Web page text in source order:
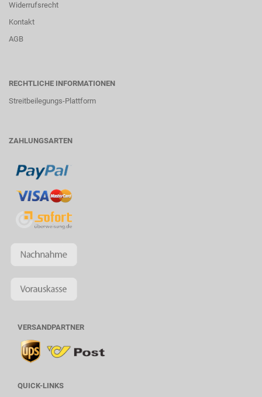
Widerrufsrecht
Kontakt
AGB
RECHTLICHE INFORMATIONEN
Streitbeilegungs-Plattform
ZAHLUNGSARTEN
VERSANDPARTNER
QUICK-LINKS